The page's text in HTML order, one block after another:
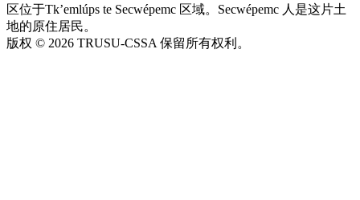
区位于Tk’emlúps te Secwépemc 区域。Secwépemc 人是这片土
地的原住居民。
版权 © 2026 TRUSU-CSSA 保留所有权利。